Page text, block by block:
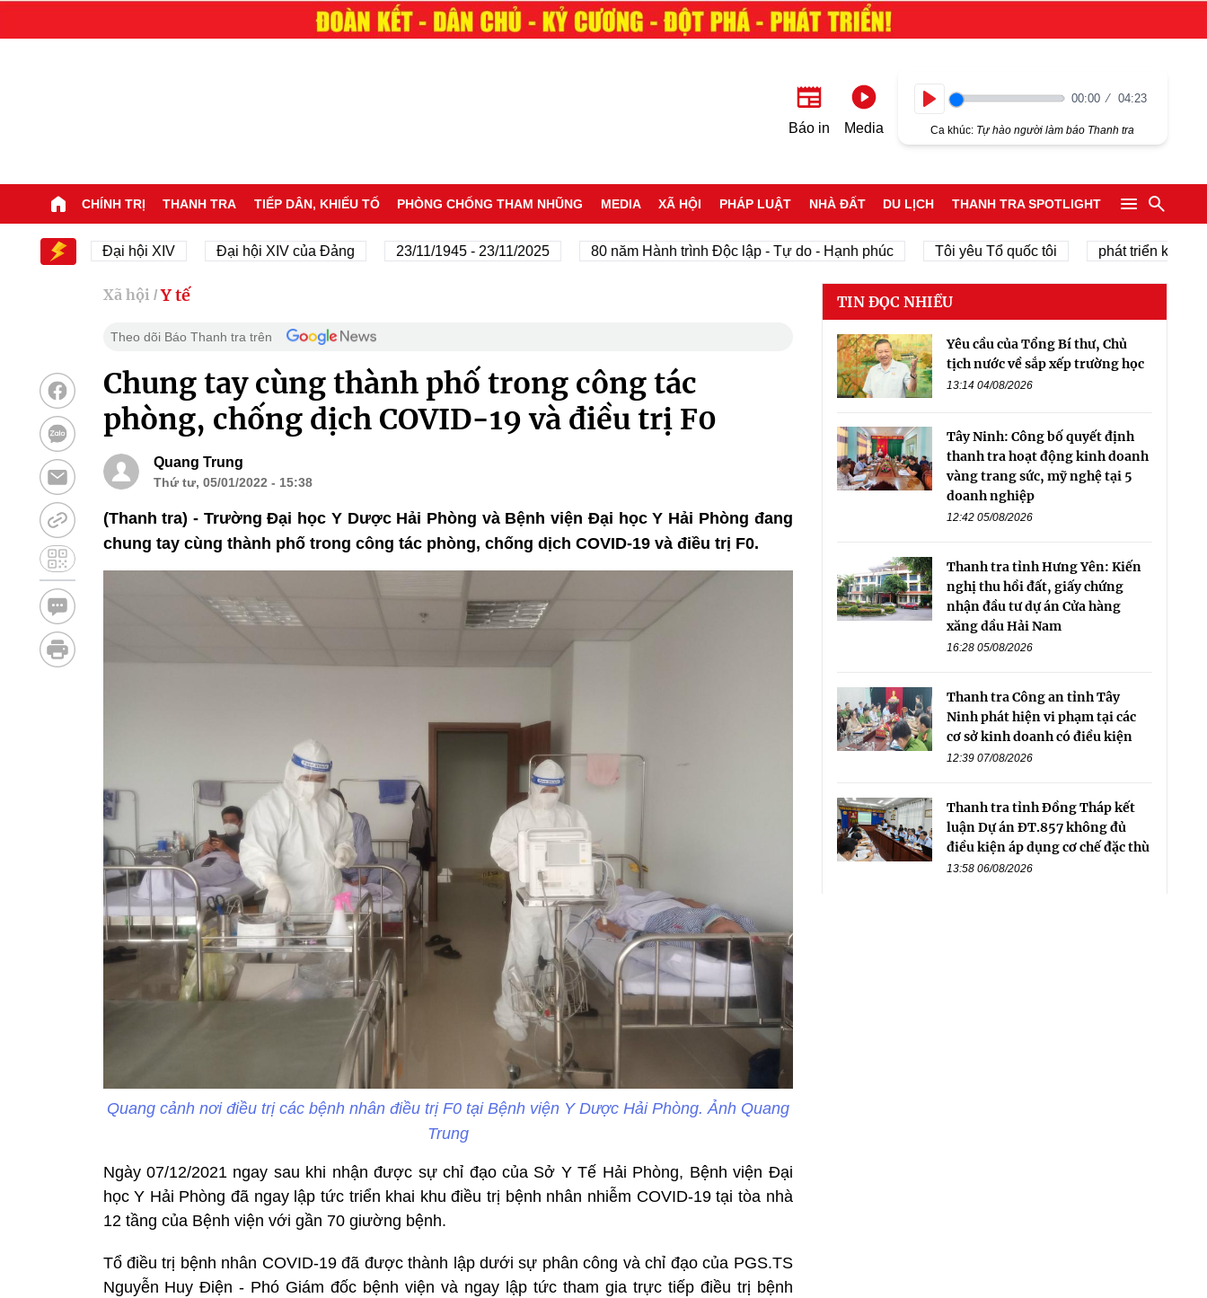
Báo in Media
00:00 04:23
Ca khúc: Tự hào người làm báo Thanh tra
CHÍNH TRỊ THANH TRA TIẾP DÂN, KHIẾU TỐ PHÒNG CHỐNG THAM NHŨNG MEDIA XÃ HỘI PHÁP LUẬT NHÀ ĐẤT DU LỊCH THANH TRA SPOTLIGHT
Đại hội XIV Đại hội XIV của Đảng 23/11/1945 - 23/11/2025 80 năm Hành trình Độc lập - Tự do - Hạnh phúc Tôi yêu Tổ quốc tôi phát triển kinh tế tư
Xã hội / Y tế
Theo dõi Báo Thanh tra trên
Chung tay cùng thành phố trong công tác
phòng, chống dịch COVID-19 và điều trị F0
Quang Trung
Thứ tư, 05/01/2022 - 15:38
(Thanh tra) - Trường Đại học Y Dược Hải Phòng và Bệnh viện Đại học Y Hải Phòng đang
chung tay cùng thành phố trong công tác phòng, chống dịch COVID-19 và điều trị F0.
Quang cảnh nơi điều trị các bệnh nhân điều trị F0 tại Bệnh viện Y Dược Hải Phòng. Ảnh Quang
Trung
Ngày 07/12/2021 ngay sau khi nhận được sự chỉ đạo của Sở Y Tế Hải Phòng, Bệnh viện Đại
học Y Hải Phòng đã ngay lập tức triển khai khu điều trị bệnh nhân nhiễm COVID-19 tại tòa nhà
12 tầng của Bệnh viện với gần 70 giường bệnh.
Tổ điều trị bệnh nhân COVID-19 đã được thành lập dưới sự phân công và chỉ đạo của PGS.TS
Nguyễn Huy Điện - Phó Giám đốc bệnh viện và ngay lập tức tham gia trực tiếp điều trị bệnh
TIN ĐỌC NHIỀU
Yêu cầu của Tổng Bí thư, Chủ
tịch nước về sắp xếp trường học
13:14 04/08/2026
Tây Ninh: Công bố quyết định
thanh tra hoạt động kinh doanh
vàng trang sức, mỹ nghệ tại 5
doanh nghiệp
12:42 05/08/2026
Thanh tra tỉnh Hưng Yên: Kiến
nghị thu hồi đất, giấy chứng
nhận đầu tư dự án Cửa hàng
xăng dầu Hải Nam
16:28 05/08/2026
Thanh tra Công an tỉnh Tây
Ninh phát hiện vi phạm tại các
cơ sở kinh doanh có điều kiện
12:39 07/08/2026
Thanh tra tỉnh Đồng Tháp kết
luận Dự án ĐT.857 không đủ
điều kiện áp dụng cơ chế đặc thù
13:58 06/08/2026